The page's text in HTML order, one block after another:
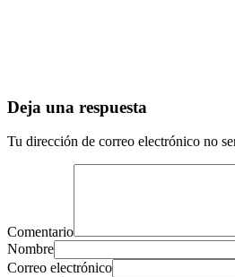
Deja una respuesta
Tu dirección de correo electrónico no
Comentario
Nombre
Correo electrónico